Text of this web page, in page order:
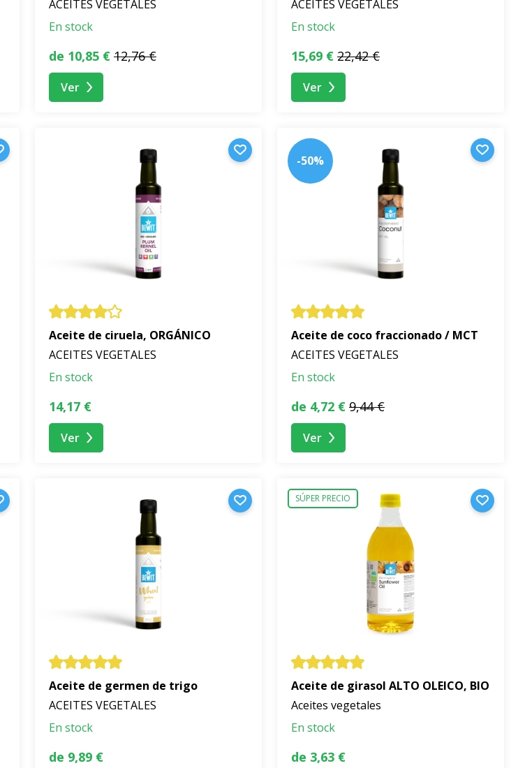
ACEITES VEGETALES
En stock
de 10,85 € 12,76 €
Ver
ACEITES VEGETALES
En stock
15,69 € 22,42 €
Ver
Aceite de ciruela, ORGÁNICO
ACEITES VEGETALES
En stock
14,17 €
Ver
-50%
Aceite de coco fraccionado / MCT
ACEITES VEGETALES
En stock
de 4,72 € 9,44 €
Ver
Aceite de germen de trigo
ACEITES VEGETALES
En stock
de 9,89 €
SÚPER PRECIO
Aceite de girasol ALTO OLEICO, BIO
Aceites vegetales
En stock
de 3,63 €